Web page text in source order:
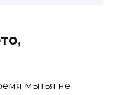
мытья не